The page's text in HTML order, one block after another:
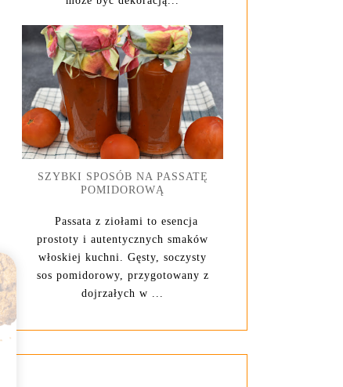
SZYBKI SPOSÓB NA PASSATĘ
POMIDOROWĄ
Passata z ziołami to esencja
prostoty i autentycznych smaków
włoskiej kuchni. Gęsty, soczysty
sos pomidorowy, przygotowany z
dojrzałych w ...